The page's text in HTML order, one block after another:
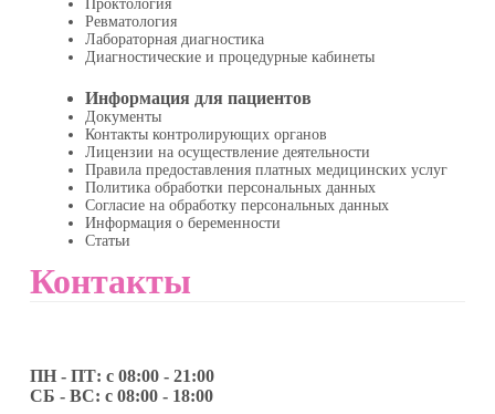
Проктология
Ревматология
Лабораторная диагностика
Диагностические и процедурные кабинеты
Информация для пациентов
Документы
Контакты контролирующих органов
Лицензии на осуществление деятельности
Правила предоставления платных медицинских услуг
Политика обработки персональных данных
Согласие на обработку персональных данных
Информация о беременности
Статьи
Контакты
ПН - ПТ: с 08:00 - 21:00
СБ - ВС: с 08:00 - 18:00